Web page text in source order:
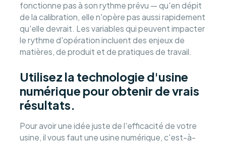
fonctionne pas à son rythme prévu — qu'en dépit
de la calibration, elle n'opère pas aussi rapidement
qu'elle devrait. Les variables qui peuvent impacter
le rythme d'opération incluent des enjeux de
matières, de produit et de pratiques de travail.
Utilisez la technologie d'usine
numérique pour obtenir de vrais
résultats.
Pour avoir une idée juste de l'efficacité de votre
usine, il vous faut une usine numérique, c'est-à-